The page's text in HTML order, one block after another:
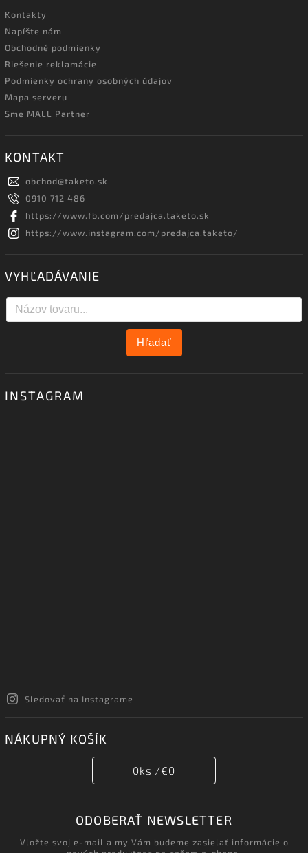
Kontakty
Napíšte nám
Obchodné podmienky
Riešenie reklamácie
Podmienky ochrany osobných údajov
Mapa serveru
Sme MALL Partner
KONTAKT
obchod@taketo.sk
0910 712 486
https://www.fb.com/predajca.taketo.sk
https://www.instagram.com/predajca.taketo/
VYHĽADÁVANIE
Hľadať
INSTAGRAM
Sledovať na Instagrame
NÁKUPNÝ KOŠÍK
0ks /€0
ODOBERAŤ NEWSLETTER
Vložte svoj e-mail a my Vám budeme zasielať informácie o